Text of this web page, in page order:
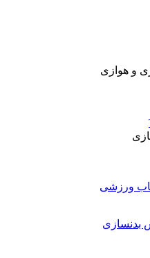
و هوازی
ورزشی
بدنسازی